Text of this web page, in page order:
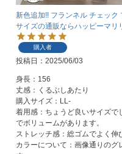
新色追加!! フランネル チェック
サイズの通販ならハッピーマリ
購入者
投稿日 2025/06/03
身長：156
丈感：くるぶしあたり
購入サイズ：LL-
着用感：ちょうど良いサイズで
でボリュームがあります。
ストレッチ感：総ゴムでよく伸
カラーについて：画像通りのグ